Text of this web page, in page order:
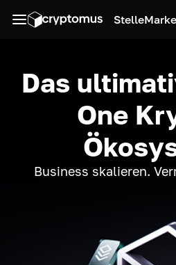
Stelle
Das
One
Business skalieren.